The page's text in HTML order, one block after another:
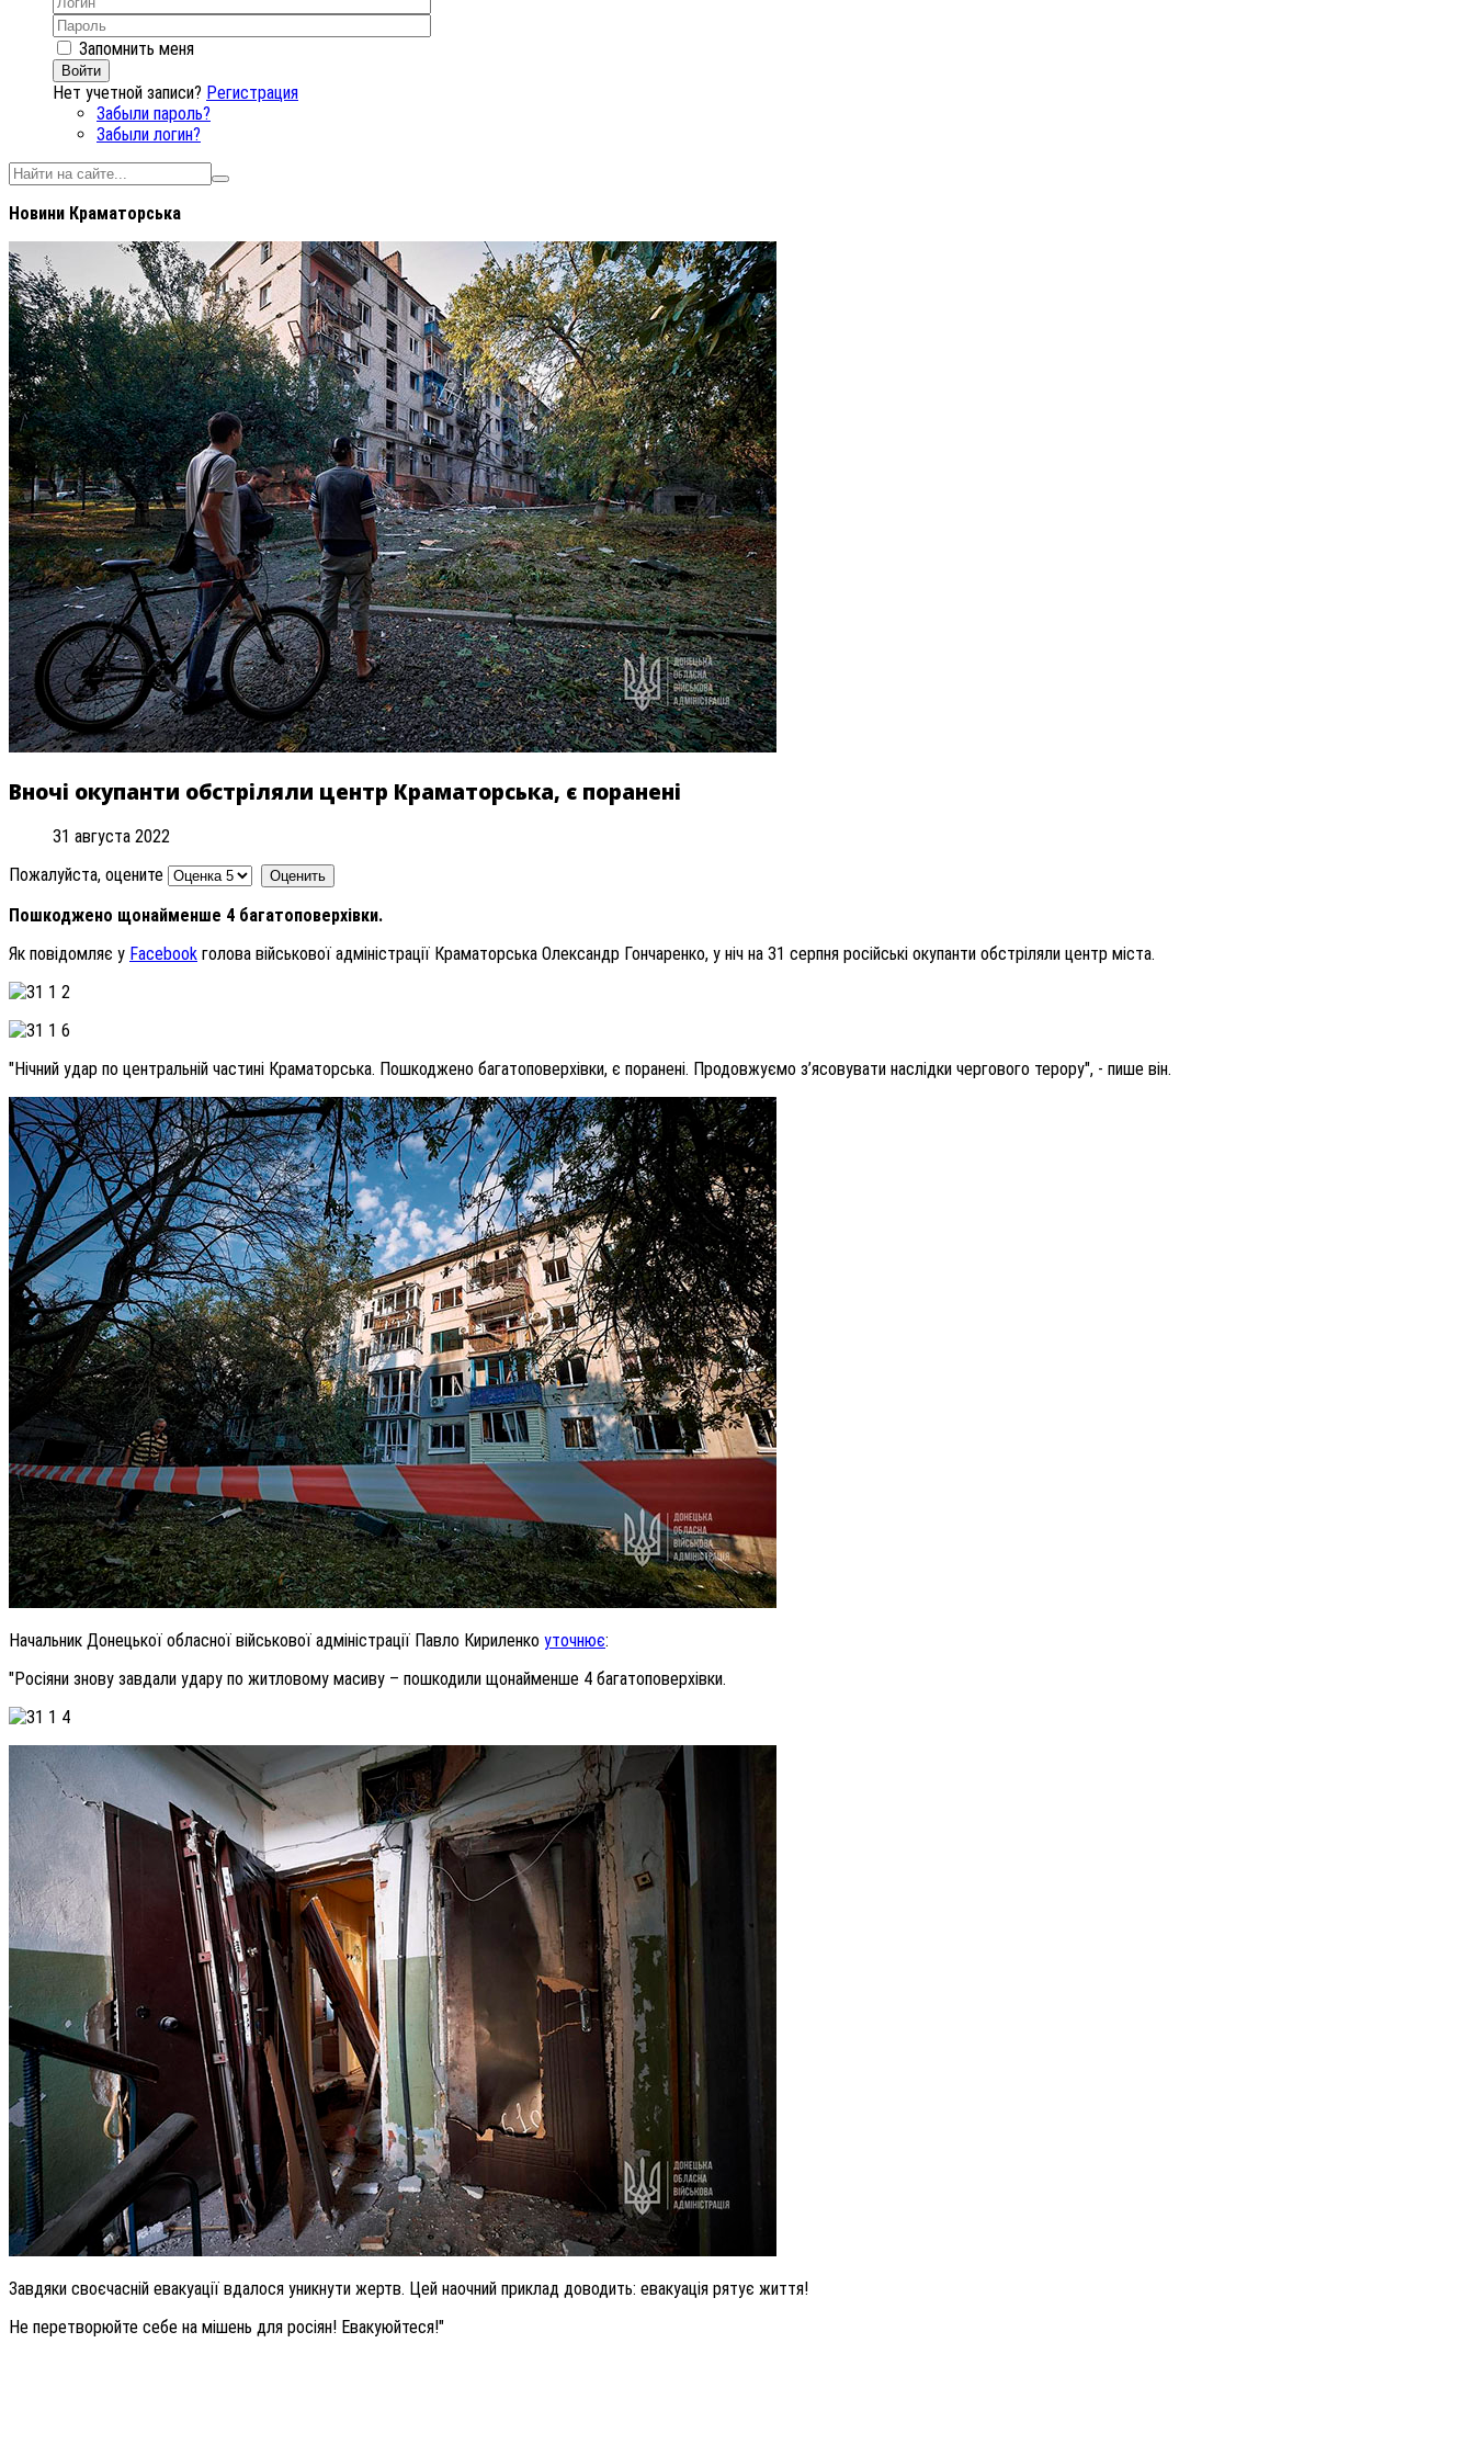
Запомнить меня
Войти
Нет учетной записи? Регистрация
Забыли пароль?
Забыли логин?
Новини Краматорська
Вночі окупанти обстріляли центр Краматорська, є поранені
31 августа 2022
Пожалуйста, оцените
Пошкоджено щонайменше 4 багатоповерхівки.
Як повідомляє у Facebook голова військової адміністрації Краматорська Олександр Гончаренко, у ніч на 31 серпня російські окупанти обстріляли центр міста.
"Нічний удар по центральній частині Краматорська. Пошкоджено багатоповерхівки, є поранені. Продовжуємо з’ясовувати наслідки чергового терору", - пише він.
Начальник Донецької обласної військової адміністрації Павло Кириленко уточнює:
"Росіяни знову завдали удару по житловому масиву – пошкодили щонайменше 4 багатоповерхівки.
Завдяки своєчасній евакуації вдалося уникнути жертв. Цей наочний приклад доводить: евакуація рятує життя!
Не перетворюйте себе на мішень для росіян! Евакуюйтеся!"